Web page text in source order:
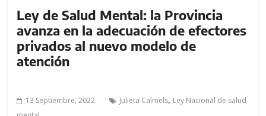
Ley de Salud Mental: la Provincia
avanza en la adecuación de efectores
privados al nuevo modelo de
atención
13 Septiembre, 2022 Julieta Calmels, Ley Nacional de salud